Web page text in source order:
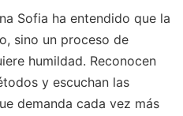
Sofia ha entendido que la
sino un proceso de
humildad. Reconocen
y escuchan las
demanda cada vez más